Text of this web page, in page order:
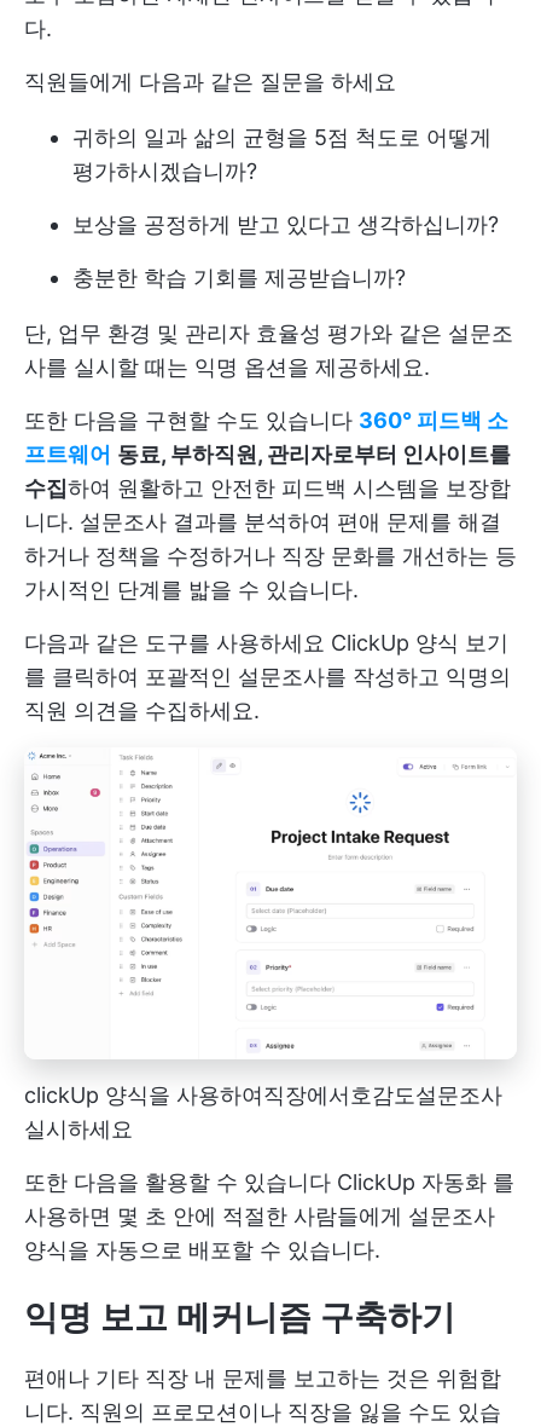
다.
직원들에게 다음과 같은 질문을 하세요
귀하의 일과 삶의 균형을 5점 척도로 어떻게
평가하시겠습니까?
보상을 공정하게 받고 있다고 생각하십니까?
충분한 학습 기회를 제공받습니까?
단, 업무 환경 및 관리자 효율성 평가와 같은 설문조
사를 실시할 때는 익명 옵션을 제공하세요.
또한 다음을 구현할 수도 있습니다 360° 피드백 소
프트웨어 동료, 부하직원, 관리자로부터 인사이트를
수집하여 원활하고 안전한 피드백 시스템을 보장합
니다. 설문조사 결과를 분석하여 편애 문제를 해결
하거나 정책을 수정하거나 직장 문화를 개선하는 등
가시적인 단계를 밟을 수 있습니다.
다음과 같은 도구를 사용하세요 ClickUp 양식 보기
를 클릭하여 포괄적인 설문조사를 작성하고 익명의
직원 의견을 수집하세요.
clickUp 양식을 사용하여직장에서호감도설문조사
실시하세요
또한 다음을 활용할 수 있습니다 ClickUp 자동화 를
사용하면 몇 초 안에 적절한 사람들에게 설문조사
양식을 자동으로 배포할 수 있습니다.
익명 보고 메커니즘 구축하기
편애나 기타 직장 내 문제를 보고하는 것은 위험합
니다. 직원의 프로모션이나 직장을 잃을 수도 있습